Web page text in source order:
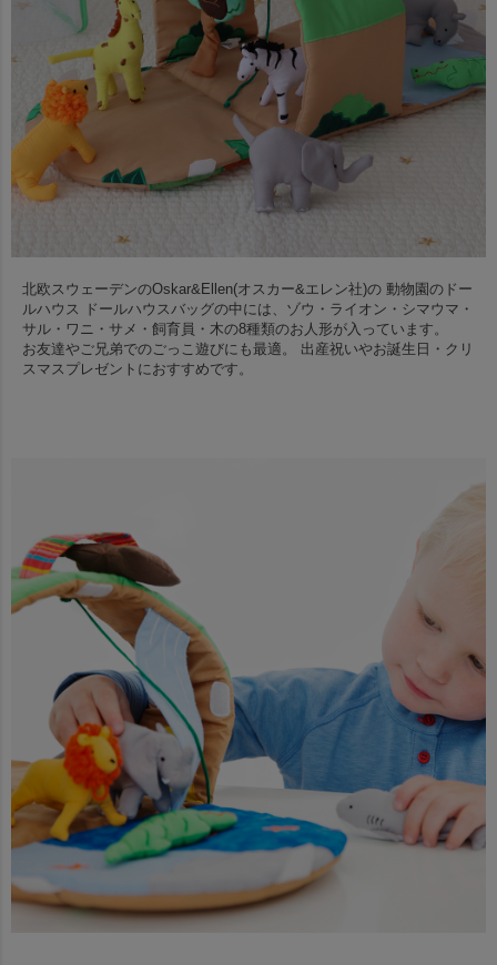
北欧スウェーデンのOskar&Ellen(オスカー&エレン社)の 動物園のドー
ルハウス
ドールハウスバッグの中には、ゾウ・ライオン・シマウマ・
サル・ワニ・サメ・飼育員・木の8種類のお人形が入っています。
お友達やご兄弟でのごっこ遊びにも最適。
出産祝いやお誕生日・クリ
スマスプレゼントにおすすめです。